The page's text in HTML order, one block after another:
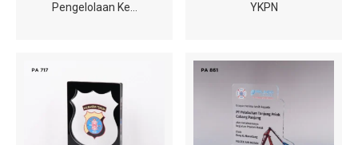
Pengelolaan Ke…
YKPN